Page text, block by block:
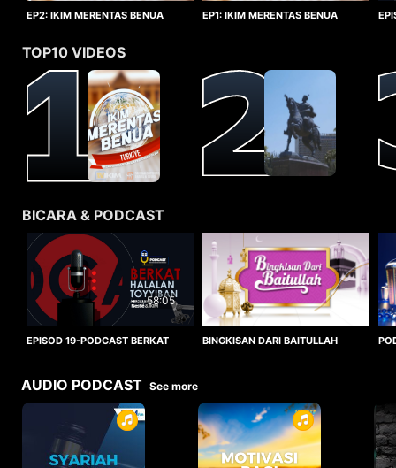
EP2: IKIM MERENTAS BENUA
EP1: IKIM MERENTAS BENUA
TOP10 VIDEOS
BICARA & PODCAST
58:05
EPISOD 19-PODCAST BERKAT
BINGKISAN DARI BAITULLAH
AUDIO PODCAST See more